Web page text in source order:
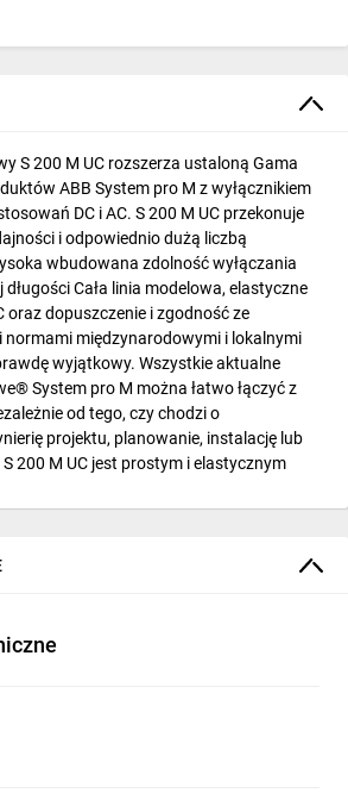
S 200 M UC rozszerza ustaloną Gama
ABB System pro M z wyłącznikiem
DC i AC. S 200 M UC przekonuje
i odpowiednio dużą liczbą
wbudowana zdolność wyłączania
Cała linia modelowa, elastyczne
oraz dopuszczenie i zgodność ze
normami międzynarodowymi i lokalnymi
wyjątkowy. Wszystkie aktualne
System pro M można łatwo łączyć z
od tego, czy chodzi o
projektu, planowanie, instalację lub
200 M UC jest prostym i elastycznym